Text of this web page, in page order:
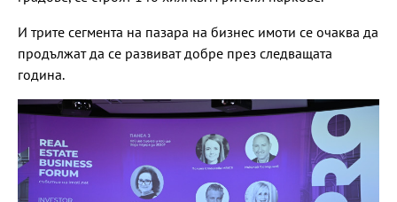
И трите сегмента на пазара на бизнес имоти се очаква да
продължат да се развиват добре през следващата
година.